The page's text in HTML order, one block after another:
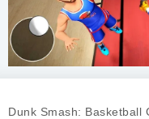
Dunk Smash: Basketball